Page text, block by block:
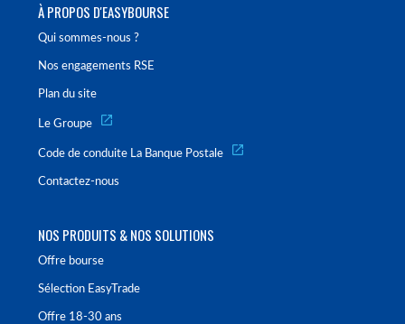
À PROPOS D'EASYBOURSE
Qui sommes-nous ?
Nos engagements RSE
Plan du site
Le Groupe
Code de conduite La Banque Postale
Contactez-nous
NOS PRODUITS & NOS SOLUTIONS
Offre bourse
Sélection EasyTrade
Offre 18-30 ans